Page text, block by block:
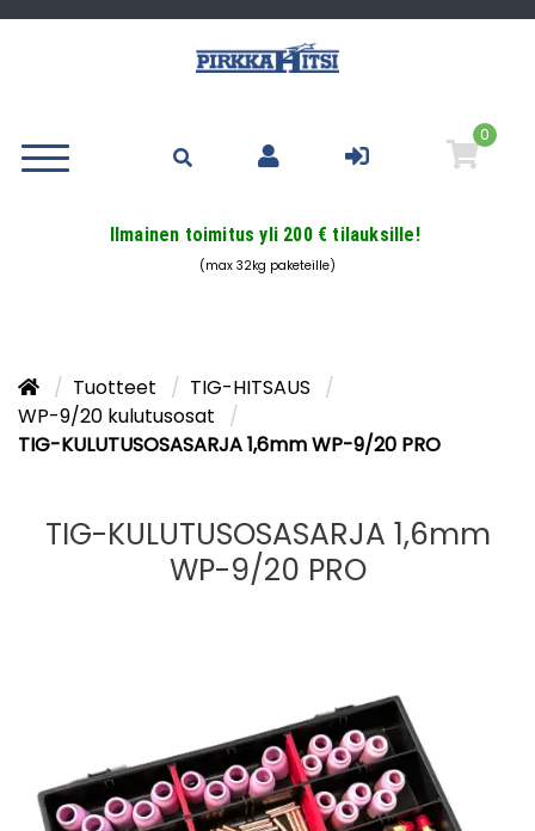
0
Ilmainen toimitus yli 200 € tilauksille!
(max 32kg paketeille)
Tuotteet
TIG-HITSAUS
WP-9/20 kulutusosat
TIG-KULUTUSOSASARJA 1,6mm WP-9/20 PRO
TIG-KULUTUSOSASARJA 1,6mm
WP-9/20 PRO